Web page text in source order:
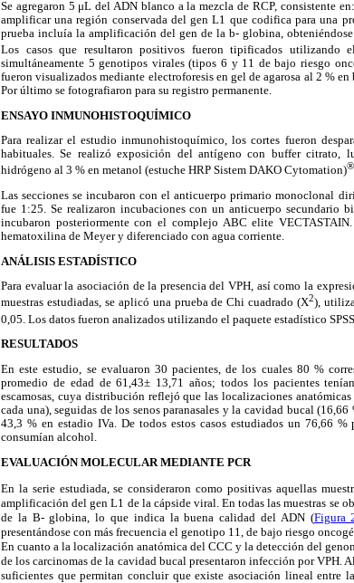
Se agregaron 5 μL del ADN blanco a la mezcla de RCP, consistente
amplificar una región conservada del gen L1 que codifica para una
prueba incluía la amplificación del gen de la b- globina,
Los casos que resultaron positivos fueron tipificados
simultáneamente 5 genotipos virales (tipos 6 y 11 de bajo riesgo
fueron visualizados mediante electroforesis en gel de agarosa al 2 %
Por último se fotografiaron para su registro permanente.
ENSAYO INMUNOHISTOQUÍMICO
Para realizar el estudio inmunohistoquímico, los cortes fueron
habituales. Se realizó exposición del antígeno con buffer citrato,
hidrógeno al 3 % en metanol (estuche HRP Sistem DAKO Cytomation)®
Las secciones se incubaron con el anticuerpo primario monoclonal
fue 1:25. Se realizaron incubaciones con un anticuerpo
incubaron posteriormente con el complejo ABC elite
hematoxilina de Meyer y diferenciado con agua corriente.
ANÁLISIS ESTADÍSTICO
Para evaluar la asociación de la presencia del VPH, así como la
muestras estudiadas, se aplicó una prueba de Chi cuadrado (X2),
0,05. Los datos fueron analizados utilizando el paquete estadístico
RESULTADOS
En este estudio, se evaluaron 30 pacientes, de los cuales 80 %
promedio de edad de 61,43± 13,71 años; todos los pacientes
escamosas, cuya distribución reflejó que las localizaciones
cada una), seguidas de los senos paranasales y la cavidad bucal
43,3 % en estadio IVa. De todos estos casos estudiados un 76,66
consumían alcohol.
EVALUACIÓN MOLECULAR MEDIANTE PCR
En la serie estudiada, se consideraron como positivas aquellas
amplificación del gen L1 de la cápside viral. En todas las muestras se
de la B- globina, lo que indica la buena calidad del ADN (Figura
presentándose con más frecuencia el genotipo 11, de bajo riesgo
En cuanto a la localización anatómica del CCC y la detección del
de los carcinomas de la cavidad bucal presentaron infección por VPH.
suficientes que permitan concluir que existe asociación lineal